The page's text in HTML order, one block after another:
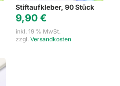
Stiftaufkleber, 90 Stück
9,90 €
inkl. 19 % MwSt.
zzgl. Versandkosten